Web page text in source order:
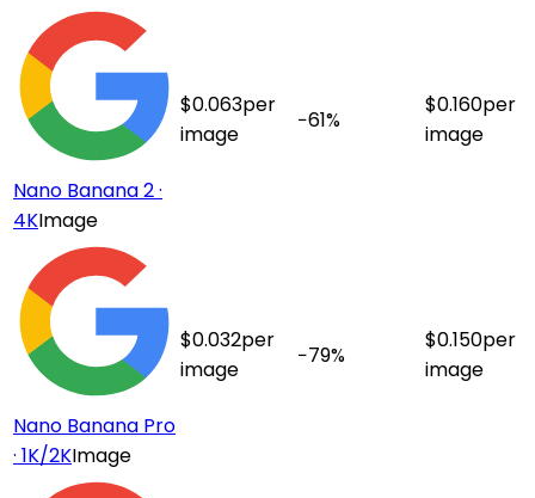
Nano Banana 2 ·
4KImage
$0.063per
image
−61%
$0.160per
image
Nano Banana Pro
· 1K/2KImage
$0.032per
image
−79%
$0.150per
image